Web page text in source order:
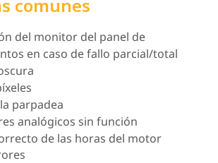
comunes
del monitor del panel de
en caso de fallo parcial/total
parpadea
analógicos sin función
de las horas del motor